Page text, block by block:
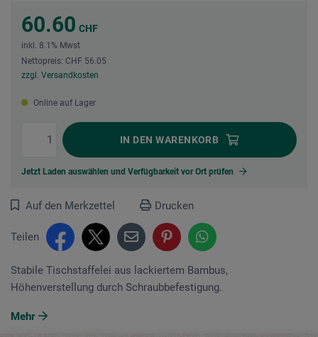
60.60 CHF
inkl. 8.1% Mwst
Nettopreis: CHF 56.05
zzgl. Versandkosten
Online auf Lager
IN DEN WARENKORB
Jetzt Laden auswählen und Verfügbarkeit vor Ort prüfen
Auf den Merkzettel Drucken
Teilen
Stabile Tischstaffelei aus lackiertem Bam­bus,
Höhenverstellung durch Schraub­­­befestigung.
Mehr